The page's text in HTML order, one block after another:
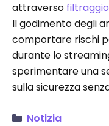
attraverso
Il godimento degli
comportare rischi
durante lo
sperimentare una
sulla sicurezza
Notizia